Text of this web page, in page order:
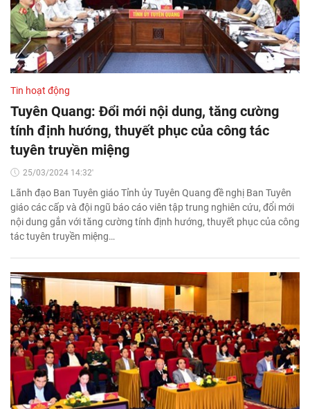
Tin hoạt động
Tuyên Quang: Đổi mới nội dung, tăng cường
tính định hướng, thuyết phục của công tác
tuyên truyền miệng
25/03/2024 14:32'
Lãnh đạo Ban Tuyên giáo Tỉnh ủy Tuyên Quang đề nghị Ban Tuyên
giáo các cấp và đội ngũ báo cáo viên tập trung nghiên cứu, đổi mới
nội dung gắn với tăng cường tính định hướng, thuyết phục của công
tác tuyên truyền miệng…